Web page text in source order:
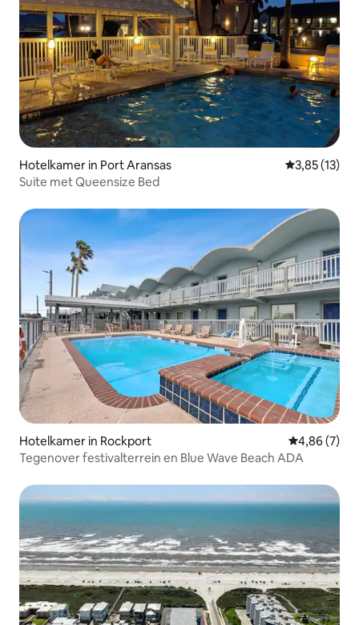
Hotelkamer in Port Aransas Gemiddelde
3,85 (13)
Suite met Queensize Bed
Hotelkamer in Rockport Gemiddelde
4,86 (7)
Tegenover festivalterrein en Blue Wave Beach ADA